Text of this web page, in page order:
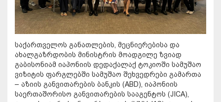
საქართველოს განათლების, მეცნიერებისა და
ახალგაზრდობის მინისტრის მოადგილე ზვიად
გაბისონიამ იაპონიის დედაქალაქ ტოკიოში სამუშაო
ვიზიტის ფარგლებში სამუშაო შეხვედრები გამართა
– აზიის განვითარების ბანკის (ABD), იაპონიის
საერთაშორისო განვითარების სააგენტოს (JICA),